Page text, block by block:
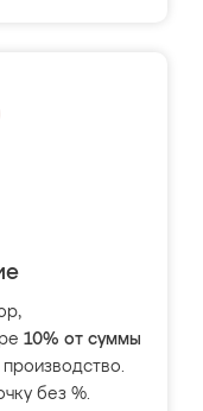
10% от суммы
без %.